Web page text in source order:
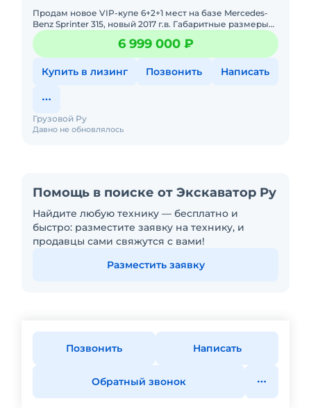
Продам новое VIP-купе 6+2+1 мест на базе Mercedes-
Benz Sprinter 315, новый 2017 г.в. Габаритные размеры
(ДхШхВ, мм 5910х2426х2755 Пассажирский салон
(ДхШхВ, мм
6 999 000 ₽
Купить в лизинг Позвонить Написать
Давно не обновлялось
Грузовой Ру
Помощь в поиске от Экскаватор Ру
Найдите любую технику — бесплатно и
быстро: разместите заявку на технику, и
продавцы сами свяжутся с вами!
Разместить заявку
Позвонить Написать
Обратный звонок